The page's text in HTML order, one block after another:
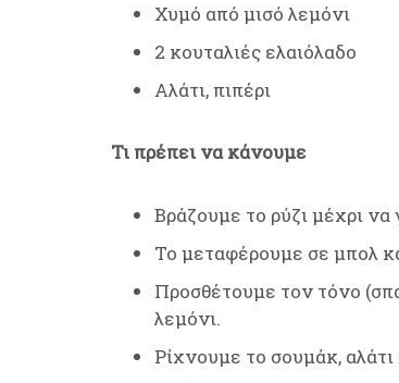
Χυμό από μισό λεμόνι
2 κουταλιές ελαιόλαδο
Αλάτι, πιπέρι
Τι πρέπει να κάνουμε
Βράζουμε το ρύζι μέχρι να
Το μεταφέρουμε σε μπολ
Προσθέτουμε τον τόνο
λεμόνι.
Ρίχνουμε το σουμάκ,